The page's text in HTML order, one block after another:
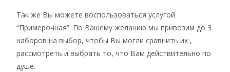
Так же Вы можете воспользоваться услугой
“Примерочная”. По Вашему желанию мы привозим до 3
наборов на выбор, чтобы Вы могли сравнить их ,
рассмотреть и выбрать то, что Вам действительно по
душе.